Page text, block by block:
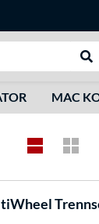
MAC